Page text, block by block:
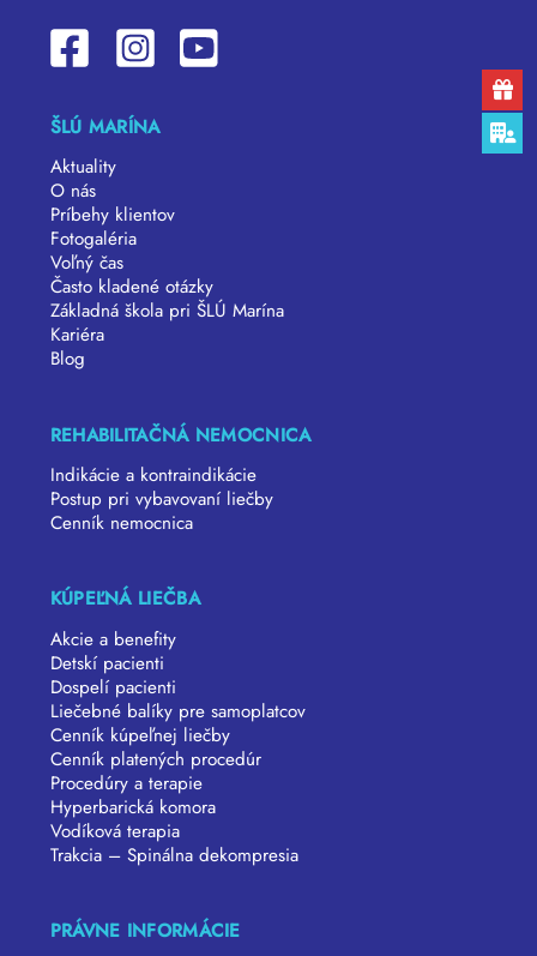
ŠLÚ MARÍNA
Aktuality
O nás
Príbehy klientov
Fotogaléria
Voľný čas
Často kladené otázky
Základná škola pri ŠLÚ Marína
Kariéra
Blog
REHABILITAČNÁ NEMOCNICA
Indikácie a kontraindikácie
Postup pri vybavovaní liečby
Cenník nemocnica
KÚPEĽNÁ LIEČBA
Akcie a benefity
Detskí pacienti
Dospelí pacienti
Liečebné balíky pre samoplatcov
Cenník kúpeľnej liečby
Cenník platených procedúr
Procedúry a terapie
Hyperbarická komora
Vodíková terapia
Trakcia – Spinálna dekompresia
PRÁVNE INFORMÁCIE